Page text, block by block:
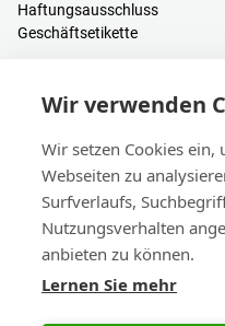
Haftungsausschluss
Geschäftsetikette
PCB Kalkulator
Hilfe & Wissen
Blogs
Events
Kontakt
Vertrieb & Kundendienst
Wir verwenden
Wir setzen Cookies
Webseiten zu
Surfverlaufs,
Nutzungsverhalten
anbieten zu können.
Lernen Sie mehr